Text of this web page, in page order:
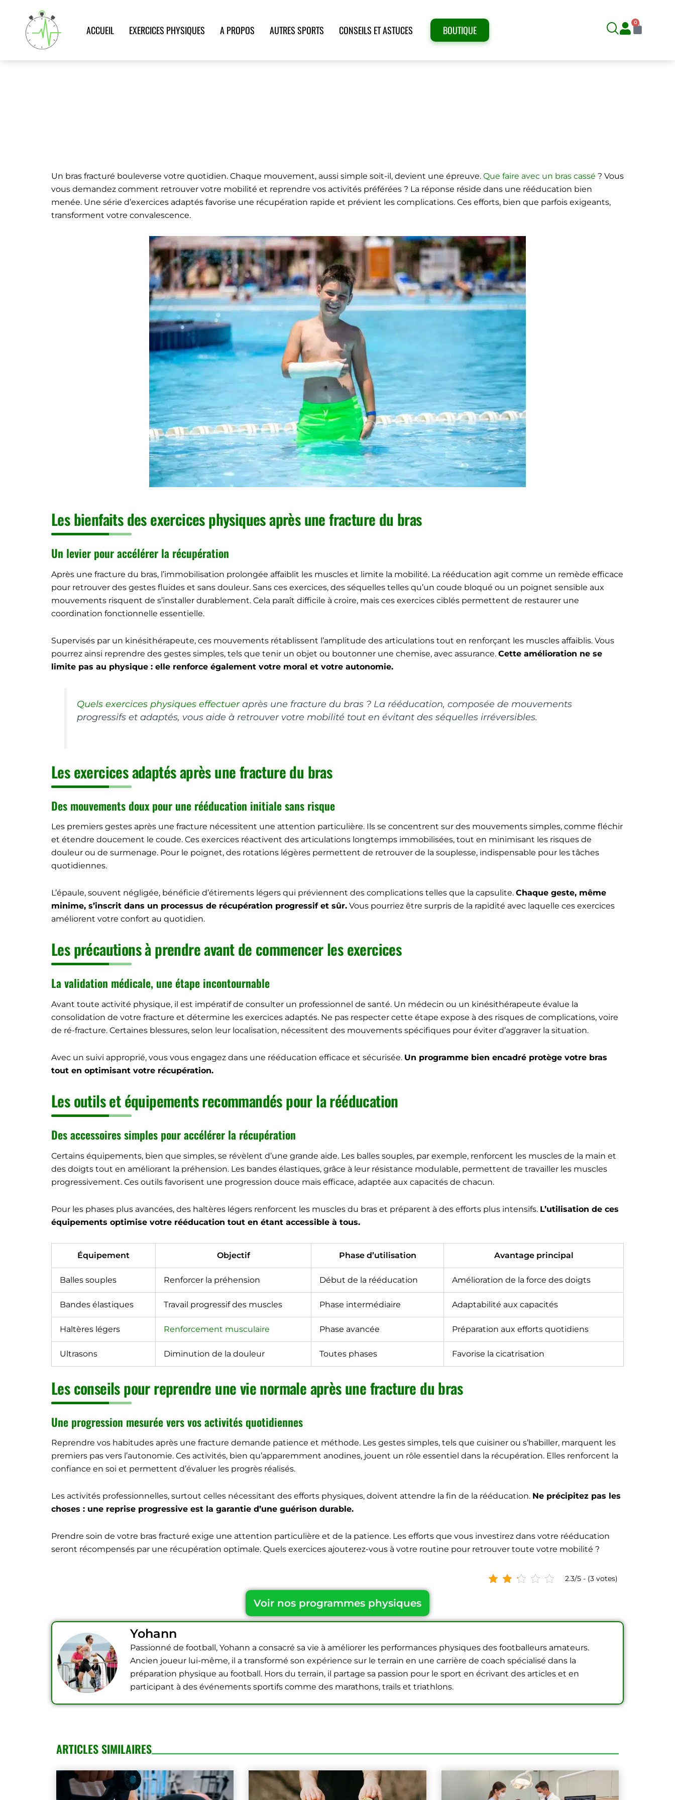
contenu
ACCUEIL EXERCICES PHYSIQUES A PROPOS AUTRES SPORTS CONSEILS ET ASTUCES BOUTIQUE
0
Panier
Un bras fracturé bouleverse votre quotidien. Chaque mouvement, aussi simple soit-il, devient une épreuve. Que faire avec un bras cassé ? Vous
vous demandez comment retrouver votre mobilité et reprendre vos activités préférées ? La réponse réside dans une rééducation bien
menée. Une série d’exercices adaptés favorise une récupération rapide et prévient les complications. Ces efforts, bien que parfois exigeants,
transforment votre convalescence.
Les bienfaits des exercices physiques après une fracture du bras
Un levier pour accélérer la récupération
Après une fracture du bras, l’immobilisation prolongée affaiblit les muscles et limite la mobilité. La rééducation agit comme un remède efficace
pour retrouver des gestes fluides et sans douleur. Sans ces exercices, des séquelles telles qu’un coude bloqué ou un poignet sensible aux
mouvements risquent de s’installer durablement. Cela paraît difficile à croire, mais ces exercices ciblés permettent de restaurer une
coordination fonctionnelle essentielle.
Supervisés par un kinésithérapeute, ces mouvements rétablissent l’amplitude des articulations tout en renforçant les muscles affaiblis. Vous
pourrez ainsi reprendre des gestes simples, tels que tenir un objet ou boutonner une chemise, avec assurance. Cette amélioration ne se
limite pas au physique : elle renforce également votre moral et votre autonomie.
Quels exercices physiques effectueraprès une fracture du bras ? La rééducation, composée de mouvements
progressifs et adaptés, vous aide à retrouver votre mobilité tout en évitant des séquelles irréversibles.
Les exercices adaptés après une fracture du bras
Des mouvements doux pour une rééducation initiale sans risque
Les premiers gestes après une fracture nécessitent une attention particulière. Ils se concentrent sur des mouvements simples, comme fléchir
et étendre doucement le coude. Ces exercices réactivent des articulations longtemps immobilisées, tout en minimisant les risques de
douleur ou de surmenage. Pour le poignet, des rotations légères permettent de retrouver de la souplesse, indispensable pour les tâches
quotidiennes.
L’épaule, souvent négligée, bénéficie d’étirements légers qui préviennent des complications telles que la capsulite. Chaque geste, même
minime, s’inscrit dans un processus de récupération progressif et sûr. Vous pourriez être surpris de la rapidité avec laquelle ces exercices
améliorent votre confort au quotidien.
Les précautions à prendre avant de commencer les exercices
La validation médicale, une étape incontournable
Avant toute activité physique, il est impératif de consulter un professionnel de santé. Un médecin ou un kinésithérapeute évalue la
consolidation de votre fracture et détermine les exercices adaptés. Ne pas respecter cette étape expose à des risques de complications, voire
de ré-fracture. Certaines blessures, selon leur localisation, nécessitent des mouvements spécifiques pour éviter d’aggraver la situation.
Avec un suivi approprié, vous vous engagez dans une rééducation efficace et sécurisée. Un programme bien encadré protège votre bras
tout en optimisant votre récupération.
Les outils et équipements recommandés pour la rééducation
Des accessoires simples pour accélérer la récupération
Certains équipements, bien que simples, se révèlent d’une grande aide. Les balles souples, par exemple, renforcent les muscles de la main et
des doigts tout en améliorant la préhension. Les bandes élastiques, grâce à leur résistance modulable, permettent de travailler les muscles
progressivement. Ces outils favorisent une progression douce mais efficace, adaptée aux capacités de chacun.
Pour les phases plus avancées, des haltères légers renforcent les muscles du bras et préparent à des efforts plus intensifs. L’utilisation de ces
équipements optimise votre rééducation tout en étant accessible à tous.
Équipement Objectif Phase d’utilisation Avantage principal
Balles souples Renforcer la préhension Début de la rééducation Amélioration de la force des doigts
Bandes élastiques Travail progressif des muscles Phase intermédiaire Adaptabilité aux capacités
Haltères légers Renforcement musculaire Phase avancée Préparation aux efforts quotidiens
Ultrasons Diminution de la douleur Toutes phases Favorise la cicatrisation
Les conseils pour reprendre une vie normale après une fracture du bras
Une progression mesurée vers vos activités quotidiennes
Reprendre vos habitudes après une fracture demande patience et méthode. Les gestes simples, tels que cuisiner ou s’habiller, marquent les
premiers pas vers l’autonomie. Ces activités, bien qu’apparemment anodines, jouent un rôle essentiel dans la récupération. Elles renforcent la
confiance en soi et permettent d’évaluer les progrès réalisés.
Les activités professionnelles, surtout celles nécessitant des efforts physiques, doivent attendre la fin de la rééducation. Ne précipitez pas les
choses : une reprise progressive est la garantie d’une guérison durable.
Prendre soin de votre bras fracturé exige une attention particulière et de la patience. Les efforts que vous investirez dans votre rééducation
seront récompensés par une récupération optimale. Quels exercices ajouterez-vous à votre routine pour retrouver toute votre mobilité ?
2.3/5 - (3 votes)
Voir nos programmes physiques
Yohann
Passionné de football, Yohann a consacré sa vie à améliorer les performances physiques des footballeurs amateurs.
Ancien joueur lui-même, il a transformé son expérience sur le terrain en une carrière de coach spécialisé dans la
préparation physique au football. Hors du terrain, il partage sa passion pour le sport en écrivant des articles et en
participant à des événements sportifs comme des marathons, trails et triathlons.
ARTICLES SIMILAIRES